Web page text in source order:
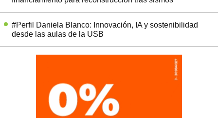
#Perfil Daniela Blanco: Innovación, IA y sostenibilidad
desde las aulas de la USB